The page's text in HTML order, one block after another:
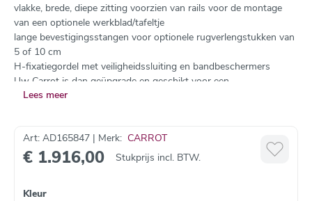
vlakke, brede, diepe zitting voorzien van rails voor de montage
van een optionele werkblad/tafeltje
lange bevestigingsstangen voor optionele rugverlengstukken van
5 of 10 cm
H-fixatiegordel met veiligheidssluiting en bandbeschermers
Uw Carrot is dan geüpgrade en geschikt voor een
gebruikersgewicht tot 75 kg.
Lees meer
Art: AD165847 | Merk: CARROT
€ 1.916,00 Stukprijs incl. BTW.
Kleur